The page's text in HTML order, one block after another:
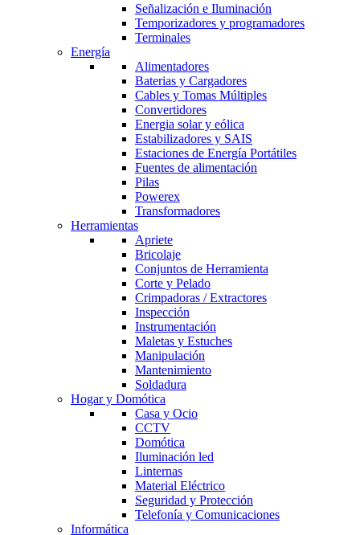
Señalización e Iluminación
Temporizadores y programadores
Terminales
Energía
Alimentadores
Baterias y Cargadores
Cables y Tomas Múltiples
Convertidores
Energia solar y eólica
Estabilizadores y SAIS
Estaciones de Energía Portátiles
Fuentes de alimentación
Pilas
Powerex
Transformadores
Herramientas
Apriete
Bricolaje
Conjuntos de Herramienta
Corte y Pelado
Crimpadoras / Extractores
Inspección
Instrumentación
Maletas y Estuches
Manipulación
Mantenimiento
Soldadura
Hogar y Domótica
Casa y Ocio
CCTV
Domótica
Iluminación led
Linternas
Material Eléctrico
Seguridad y Protección
Telefonía y Comunicaciones
Informática